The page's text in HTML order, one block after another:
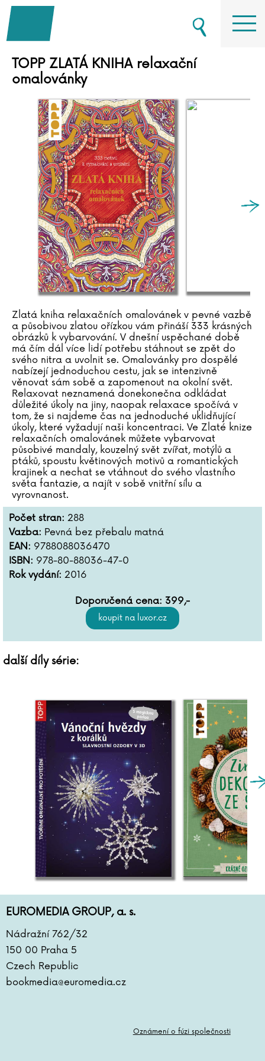
TOPP ZLATÁ KNIHA relaxační
omalovánky
Zlatá kniha relaxačních omalovánek v pevné vazbě
a působivou zlatou ořízkou vám přináší 333 krásných
obrázků k vybarvování. V dnešní uspěchané době
má čím dál více lidí potřebu stáhnout se zpět do
svého nitra a uvolnit se. Omalovánky pro dospělé
nabízejí jednoduchou cestu, jak se intenzivně
věnovat sám sobě a zapomenout na okolní svět.
Relaxovat neznamená donekonečna odkládat
důležité úkoly na jiny, naopak relaxace spočívá v
tom, že si najdeme čas na jednoduché uklidňující
úkoly, které vyžadují naši koncentraci. Ve Zlaté knize
relaxačních omalovánek můžete vybarvovat
působivé mandaly, kouzelný svět zvířat, motýlů a
ptáků, spoustu květinových motivů a romantických
krajinek a nechat se vtáhnout do svého vlastního
světa fantazie, a najít v sobě vnitřní sílu a
vyrovnanost.
Počet stran: 288
Vazba: Pevná bez přebalu matná
EAN: 9788088036470
ISBN: 978-80-88036-47-0
Rok vydání: 2016
Doporučená cena: 399,-
další díly série:
EUROMEDIA GROUP, a. s.
Nádražní 762/32
150 00 Praha 5
Czech Republic
bookmedia@euromedia.cz
Oznámení o fúzi společnosti